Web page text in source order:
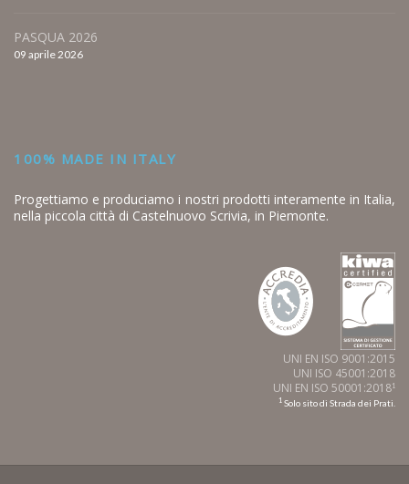
PASQUA 2026
09 aprile 2026
100% MADE IN ITALY
Progettiamo e produciamo i nostri prodotti interamente in Italia,
nella piccola città di Castelnuovo Scrivia, in Piemonte.
UNI EN ISO 9001:2015
UNI ISO 45001:2018
UNI EN ISO 50001:20181
1 Solo sito di Strada dei Prati.